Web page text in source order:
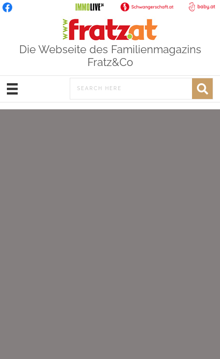
Die Webseite des Familienmagazins
Fratz&Co